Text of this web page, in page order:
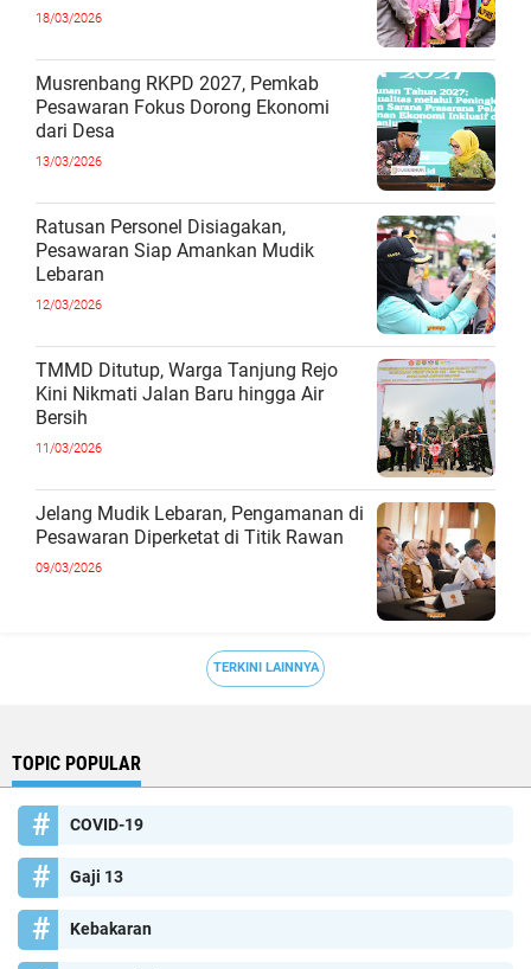
18/03/2026
Musrenbang RKPD 2027, Pemkab
Pesawaran Fokus Dorong Ekonomi
dari Desa
13/03/2026
Ratusan Personel Disiagakan,
Pesawaran Siap Amankan Mudik
Lebaran
12/03/2026
TMMD Ditutup, Warga Tanjung Rejo
Kini Nikmati Jalan Baru hingga Air
Bersih
11/03/2026
Jelang Mudik Lebaran, Pengamanan di
Pesawaran Diperketat di Titik Rawan
09/03/2026
TERKINI LAINNYA
TOPIC POPULAR
COVID-19
Gaji 13
Kebakaran